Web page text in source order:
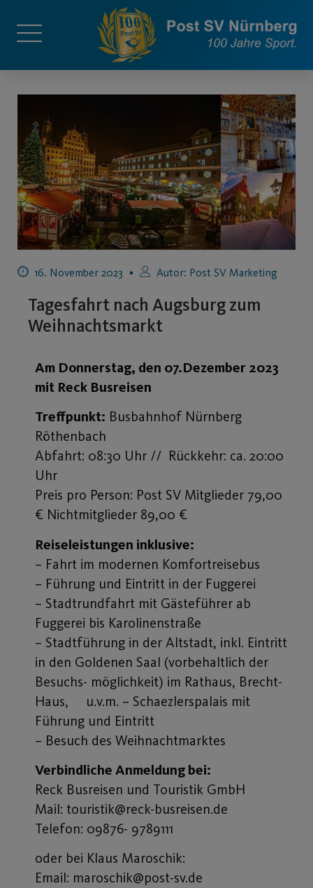
16. November 2023 Autor: Post SV Marketing
Tagesfahrt nach Augsburg zum
Weihnachtsmarkt
Am Donnerstag, den 07.Dezember 2023
mit Reck Busreisen
Treffpunkt: Busbahnhof Nürnberg
Röthenbach
Abfahrt: 08:30 Uhr // Rückkehr: ca. 20:00
Uhr
Preis pro Person: Post SV Mitglieder 79,00
€ Nichtmitglieder 89,00 €
Reiseleistungen inklusive:
– Fahrt im modernen Komfortreisebus
– Führung und Eintritt in der Fuggerei
– Stadtrundfahrt mit Gästeführer ab
Fuggerei bis Karolinenstraße
– Stadtführung in der Altstadt, inkl. Eintritt
in den Goldenen Saal (vorbehaltlich der
Besuchs- möglichkeit) im Rathaus, Brecht-
Haus, u.v.m. – Schaezlerspalais mit
Führung und Eintritt
– Besuch des Weihnachtmarktes
Verbindliche Anmeldung bei:
Reck Busreisen und Touristik GmbH
Mail: touristik@reck-busreisen.de
Telefon: 09876- 9789111
oder bei Klaus Maroschik:
Email: maroschik@post-sv.de